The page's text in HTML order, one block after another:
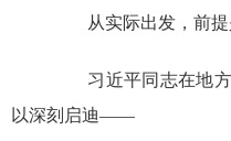
从实际出发，前提
习近平同志在地方
以深刻启迪——